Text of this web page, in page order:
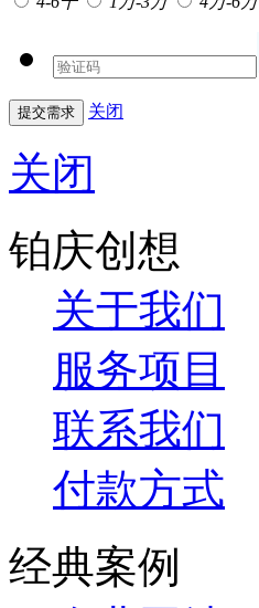
关闭
关闭
铂庆创想
关于我们
服务项目
联系我们
付款方式
经典案例